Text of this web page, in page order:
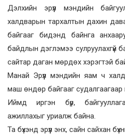
Дэлхийн эрүүл мэндийн
халдварын тархалтын дахин
байгааг бидэнд байнга
байдлын дэглэмээ сулруулахгүй
сайтар даган мөрдөх хэрэгтэй
Манай Эрүүл мэндийн яам ч
маш өндөр байгааг
Иймд иргэн бүр,
ажиллахыг уриалж байна.
Та бүхэнд эрүүл энх, сайн сайхан